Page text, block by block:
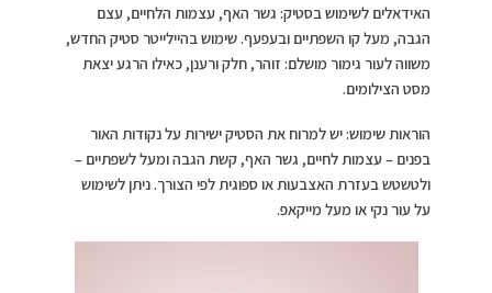
האידאלים לשימוש בסטיק: גשר האף, עצמות הלחיים, עצם
הגבה, מעל קו השפתיים ובעפעף. שימוש בהיילייטר סטיק החדש,
משווה לעור גימור מושלם: זוהר, חלק ורענן, כאילו הרגע יצאת
מסט הצילומים.
הוראות שימוש: יש למרוח את הסטיק ישירות על נקודות האור
בפנים – עצמות לחיים, גשר האף, קשת הגבה ומעל לשפתיים –
ולטשטש בעזרת האצבעות או ספוגית לפי הצורך. ניתן לשימוש
על עור נקי או מעל מייקאפ.